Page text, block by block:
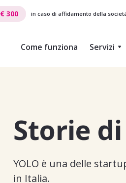
€ 300 in caso di affidamento della
Come funziona Servizi
Storie di
YOLO è una delle
in Italia.